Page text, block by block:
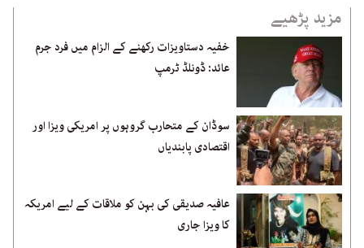
مزید پڑھیے
خفیہ دستاویزات رکھنے کے الزام میں فرد جرم
عائد: ڈونلڈ ٹرمپ
سوڈان کے متحارب گروہوں پر امریکی ویزا اور
اقتصادی پابندیاں
عافیہ صدیقی کی بہن کو ملاقات کے لیے امریکہ
کا ویزا جاری